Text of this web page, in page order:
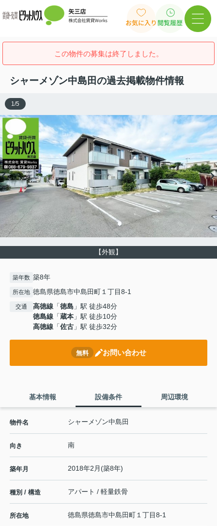
お気に入り 閲覧履歴
この物件の募集は終了しました。
シャーメゾン中島田の過去掲載物件情報
【外観】
1/5
築年数 築8年
所在地 徳島県徳島市中島田町１丁目8-1
交通 高徳線 「徳島 」駅 徒歩48分
徳島線 「蔵本 」駅 徒歩10分
高徳線 「佐古 」駅 徒歩32分
無料 お問い合わせ
基本情報 設備条件 周辺環境
物件名 シャーメゾン中島田
向き 南
築年月 2018年2月(築8年)
種別 / 構造 アパート / 軽量鉄骨
所在地 徳島県徳島市中島田町 １丁目8-1